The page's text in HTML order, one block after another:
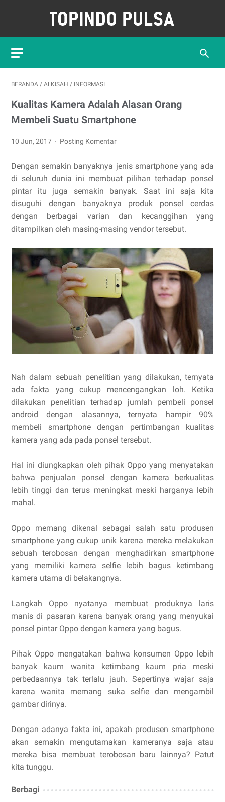
BERANDA / ALKISAH / INFORMASI
Kualitas Kamera Adalah Alasan Orang
Membeli Suatu Smartphone
10 Jun, 2017 Posting Komentar
Dengan semakin banyaknya jenis smartphone yang ada
di seluruh dunia ini membuat pilihan terhadap ponsel
pintar itu juga semakin banyak. Saat ini saja kita
disuguhi dengan banyaknya produk ponsel cerdas
dengan berbagai varian dan kecanggihan yang
ditampilkan oleh masing-masing vendor tersebut.
Nah dalam sebuah penelitian yang dilakukan, ternyata
ada fakta yang cukup mencengangkan loh. Ketika
dilakukan penelitian terhadap jumlah pembeli ponsel
android dengan alasannya, ternyata hampir 90%
membeli smartphone dengan pertimbangan kualitas
kamera yang ada pada ponsel tersebut.
Hal ini diungkapkan oleh pihak Oppo yang menyatakan
bahwa penjualan ponsel dengan kamera berkualitas
lebih tinggi dan terus meningkat meski harganya lebih
mahal.
Oppo memang dikenal sebagai salah satu produsen
smartphone yang cukup unik karena mereka melakukan
sebuah terobosan dengan menghadirkan smartphone
yang memiliki kamera selfie lebih bagus ketimbang
kamera utama di belakangnya.
Langkah Oppo nyatanya membuat produknya laris
manis di pasaran karena banyak orang yang menyukai
ponsel pintar Oppo dengan kamera yang bagus.
Pihak Oppo mengatakan bahwa konsumen Oppo lebih
banyak kaum wanita ketimbang kaum pria meski
perbedaannya tak terlalu jauh. Sepertinya wajar saja
karena wanita memang suka selfie dan mengambil
gambar dirinya.
Dengan adanya fakta ini, apakah produsen smartphone
akan semakin mengutamakan kameranya saja atau
mereka bisa membuat terobosan baru lainnya? Patut
kita tunggu.
Berbagi